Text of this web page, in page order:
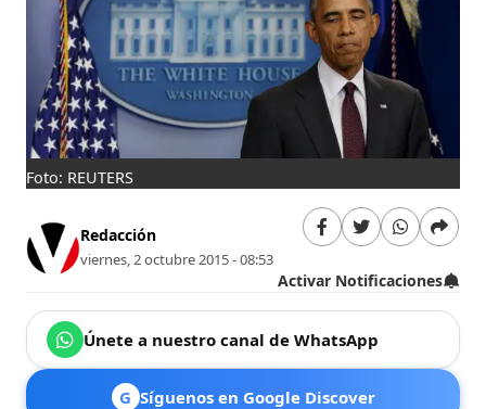
Foto: REUTERS
Redacción
viernes, 2 octubre 2015 - 08:53
Activar Notificaciones
Únete a nuestro canal de WhatsApp
G Síguenos en Google Discover